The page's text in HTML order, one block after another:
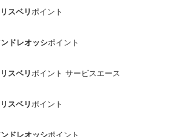
スベリポイント
ドレオッシポイント
スベリポイント サービスエース
スベリポイント
ドレオッシポイント